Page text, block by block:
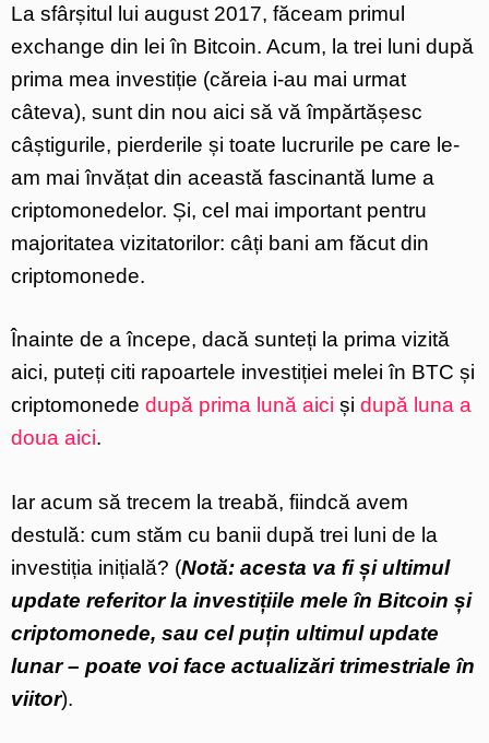
La sfârșitul lui august 2017, făceam primul
exchange din lei în Bitcoin. Acum, la trei luni după
prima mea investiție (căreia i-au mai urmat
câteva), sunt din nou aici să vă împărtășesc
câștigurile, pierderile și toate lucrurile pe care le-
am mai învățat din această fascinantă lume a
criptomonedelor. Și, cel mai important pentru
majoritatea vizitatorilor: câți bani am făcut din
criptomonede.
Înainte de a începe, dacă sunteți la prima vizită
aici, puteți citi rapoartele investiției melei în BTC și
criptomonede după prima lună aici și după luna a
doua aici.
Iar acum să trecem la treabă, fiindcă avem
destulă: cum stăm cu banii după trei luni de la
investiția inițială? (Notă: acesta va fi și ultimul
update referitor la investițiile mele în Bitcoin și
criptomonede, sau cel puțin ultimul update
lunar – poate voi face actualizări trimestriale în
viitor).